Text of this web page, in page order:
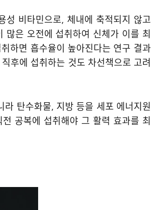
성 비타민으로, 체내에 축적되지 않고
많은 오전에 섭취하여 신체가 이를 최
하면 흡수율이 높아진다는 연구 결과
후에 섭취하는 것도 차선책으로 고려
라 탄수화물, 지방 등을 세포 에너지원
공복에 섭취해야 그 활력 효과를 최